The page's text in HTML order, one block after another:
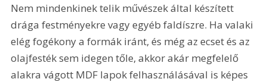
Nem mindenkinek telik művészek által készített
drága festményekre vagy egyéb faldíszre. Ha valaki
elég fogékony a formák iránt, és még az ecset és az
olajfesték sem idegen tőle, akkor akár megfelelő
alakra vágott MDF lapok felhasználásával is képes